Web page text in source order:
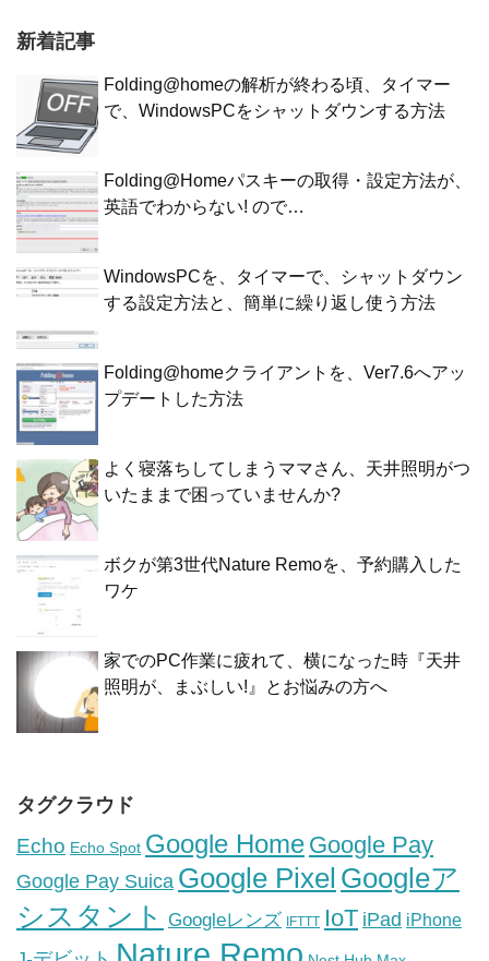
新着記事
Folding@homeの解析が終わる頃、タイマー
で、WindowsPCをシャットダウンする方法
Folding@Homeパスキーの取得・設定方法が、
英語でわからない! ので…
WindowsPCを、タイマーで、シャットダウン
する設定方法と、簡単に繰り返し使う方法
Folding@homeクライアントを、Ver7.6へアッ
プデートした方法
よく寝落ちしてしまうママさん、天井照明がつ
いたままで困っていませんか?
ボクが第3世代Nature Remoを、予約購入した
ワケ
家でのPC作業に疲れて、横になった時『天井
照明が、まぶしい!』とお悩みの方へ
タグクラウド
Echo Echo Spot Google Home Google Pay
Google Pay Suica Google Pixel Googleア
シスタント Googleレンズ IFTTT IoT iPad iPhone
Nature Remo